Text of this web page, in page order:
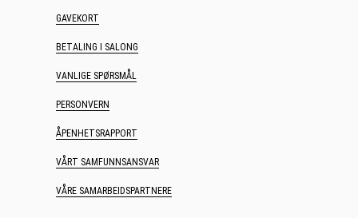
GAVEKORT
BETALING I SALONG
VANLIGE SPØRSMÅL
PERSONVERN
ÅPENHETSRAPPORT
VÅRT SAMFUNNSANSVAR
VÅRE SAMARBEIDSPARTNERE